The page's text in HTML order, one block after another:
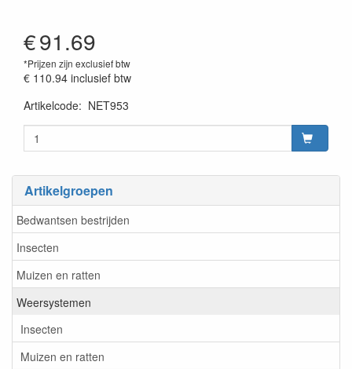
Artikelgroepen
Bedwantsen bestrijden
Insecten
Muizen en ratten
Weersystemen
Insecten
Muizen en ratten
€91.69
*Prijzen zijn exclusief btw
€ 110.94 inclusief btw
Artikelcode: NET953